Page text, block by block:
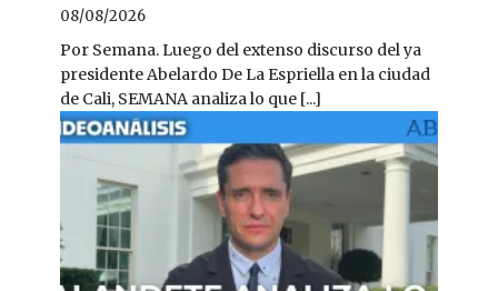
08/08/2026
Por Semana. Luego del extenso discurso del ya
presidente Abelardo De La Espriella en la ciudad
de Cali, SEMANA analiza lo que [...]